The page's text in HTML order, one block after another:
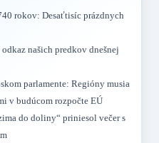
rokov: Desaťtisíc prázdnych
našich predkov dnešnej
parlamente: Regióny musia
v budúcom rozpočte EÚ
do doliny“ priniesol večer s